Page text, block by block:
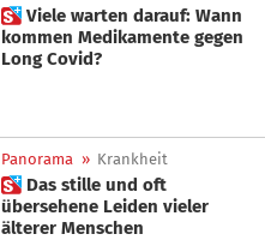
 Viele warten darauf: Wann
kommen Medikamente gegen
Long Covid?
Panorama » Krankheit
 Das stille und oft
übersehene Leiden vieler
älterer Menschen